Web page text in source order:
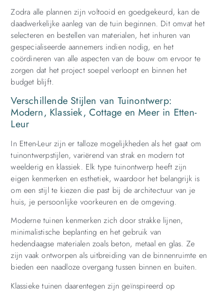
Zodra alle plannen zijn voltooid en goedgekeurd, kan de
daadwerkelijke aanleg van de tuin beginnen. Dit omvat het
selecteren en bestellen van materialen, het inhuren van
gespecialiseerde aannemers indien nodig, en het
coördineren van alle aspecten van de bouw om ervoor te
zorgen dat het project soepel verloopt en binnen het
budget blijft.
Verschillende Stijlen van Tuinontwerp:
Modern, Klassiek, Cottage en Meer in Etten-
Leur
In Etten-Leur zijn er talloze mogelijkheden als het gaat om
tuinontwerpstijlen, variërend van strak en modern tot
weelderig en klassiek. Elk type tuinontwerp heeft zijn
eigen kenmerken en esthetiek, waardoor het belangrijk is
om een stijl te kiezen die past bij de architectuur van je
huis, je persoonlijke voorkeuren en de omgeving.
Moderne tuinen kenmerken zich door strakke lijnen,
minimalistische beplanting en het gebruik van
hedendaagse materialen zoals beton, metaal en glas. Ze
zijn vaak ontworpen als uitbreiding van de binnenruimte en
bieden een naadloze overgang tussen binnen en buiten.
Klassieke tuinen daarentegen zijn geïnspireerd op